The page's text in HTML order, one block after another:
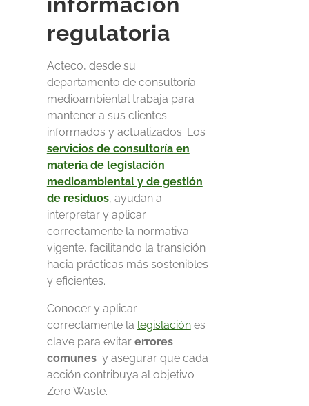
regulatoria
Acteco, desde su
departamento de consultoría
medioambiental trabaja para
mantener a sus clientes
informados y actualizados. Los
servicios de consultoría en
materia de legislación
medioambiental y de gestión
de residuos, ayudan a
interpretar y aplicar
correctamente la normativa
vigente, facilitando la transición
hacia prácticas más sostenibles
y eficientes.
Conocer y aplicar
correctamente la legislaciónes
clave para evitar errores
comunes y asegurar que cada
acción contribuya al objetivo
Zero Waste.